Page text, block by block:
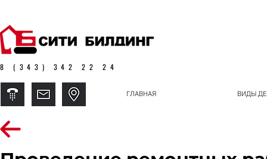
8 (343) 342 22 24
ГЛАВНАЯ ВИДЫ